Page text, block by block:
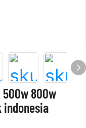
800w
indonesia